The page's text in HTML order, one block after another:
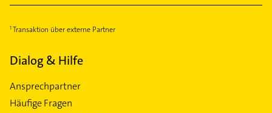
Transaktion über externe Partner
Dialog & Hilfe
Ansprechpartner
Häufige Fragen